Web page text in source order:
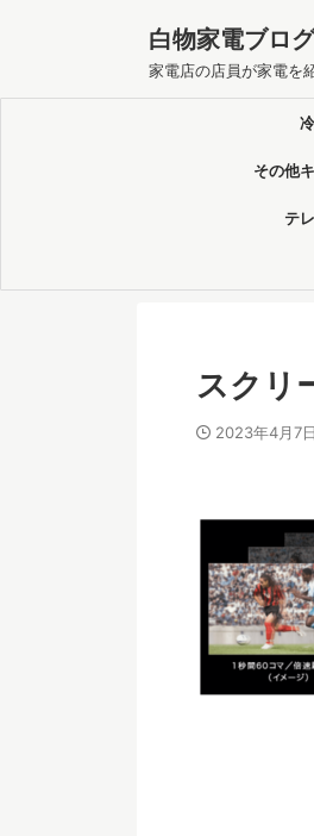
白物家電ブログ
家電店の店員が家電を
その他
テ
スクリ
2023年4月7日